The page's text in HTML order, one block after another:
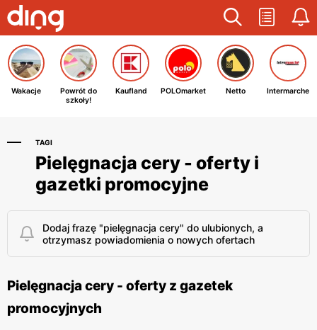
Wakacje
Powrót do
szkoły!
Kaufland POLOmarket Netto Intermarche
TAGI
Pielęgnacja cery - oferty i
gazetki promocyjne
Dodaj frazę "pielęgnacja cery" do ulubionych, a
otrzymasz powiadomienia o nowych ofertach
Pielęgnacja cery - oferty z gazetek
promocyjnych